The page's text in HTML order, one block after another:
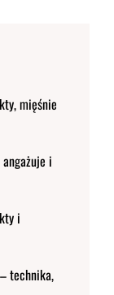
mięśnie
i
i
technika,